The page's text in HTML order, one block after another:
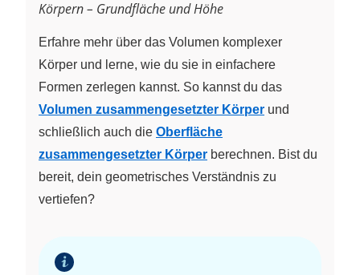
2
1) =
8 +
12 =
20
Körpern – Grundfläche und Höhe
Erfahre mehr über das Volumen komplexer
Körper und lerne, wie du sie in einfachere
Formen zerlegen kannst. So kannst du das
Volumen zusammengesetzter Körper und
schließlich auch die Oberfläche
zusammengesetzter Körper berechnen. Bist du
bereit, dein geometrisches Verständnis zu
vertiefen?